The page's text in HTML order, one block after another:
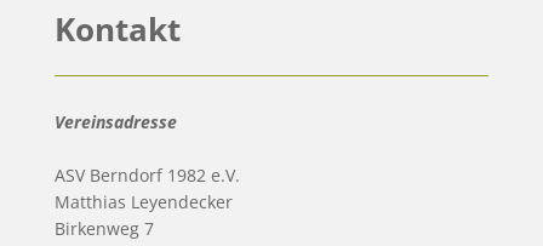
Kontakt
Vereinsadresse
ASV Berndorf 1982 e.V.
Matthias Leyendecker
Birkenweg 7